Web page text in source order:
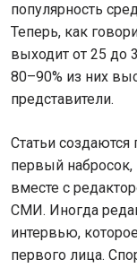
популярность
Теперь, как
выходит от 25 до
80–90% из них
представители.
Статьи
первый
вместе с
СМИ. Иногда
интервью,
первого лица.